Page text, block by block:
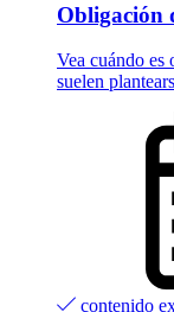
Obligación
Vea cuándo es
suelen
contenido